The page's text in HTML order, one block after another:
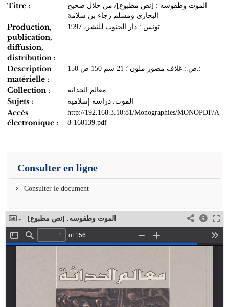
Titre :
الموت وطقوسه : [نص مطبوع]/ من خلال صحيح
البخاري ومسلم رجاء بن سلامة
Production,
publication,
diffusion,
distribution :
تونس : دار الجنوب للنشر، 1997
Description
matérielle :
150 ص.: غلاف مصور ملون ؛ 21 سم 150 ص.:
Collection : معالم الحداثة
Sujets : الموت. دراسة إسلامية
Accès
électronique :
http://192.168.3.10:81/Monographies/MONOPDF/A-
8-160139.pdf
Consulter en ligne
Consulter le document
الموت وطقوسه. [نص مطبوع]